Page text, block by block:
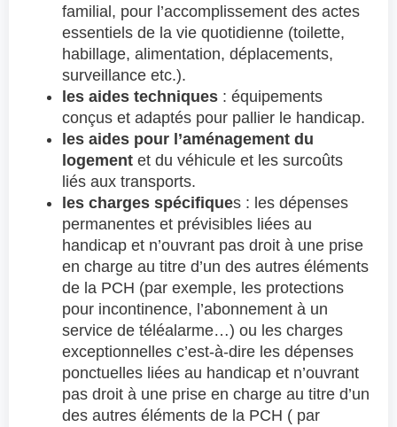
familial, pour l’accomplissement des actes
essentiels de la vie quotidienne (toilette,
habillage, alimentation, déplacements,
surveillance etc.).
les aides techniques : équipements
conçus et adaptés pour pallier le handicap.
les aides pour l’aménagement du
logement et du véhicule et les surcoûts
liés aux transports.
les charges spécifiques : les dépenses
permanentes et prévisibles liées au
handicap et n’ouvrant pas droit à une prise
en charge au titre d’un des autres éléments
de la PCH (par exemple, les protections
pour incontinence, l’abonnement à un
service de téléalarme…) ou les charges
exceptionnelles c’est-à-dire les dépenses
ponctuelles liées au handicap et n’ouvrant
pas droit à une prise en charge au titre d’un
des autres éléments de la PCH ( par